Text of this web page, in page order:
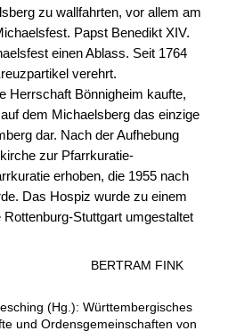
zu wallfahrten, vor allem am
Papst Benedikt XIV.
einen Ablass. Seit 1764
verehrt.
Herrschaft Bönnigheim kaufte,
dem Michaelsberg das einzige
dar. Nach der Aufhebung
zur Pfarrkuratie-
erhoben, die 1955 nach
Das Hospiz wurde zu einem
Stuttgart umgestaltet
BERTRAM FINK
(Hg.): Württembergisches
und Ordensgemeinschaften von